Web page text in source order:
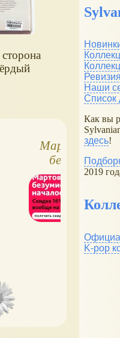
Мартовское
безумие -
дополнительная
скидка 16% на
ВСЁ!
Наши
Список
Как вы
здесь!
2019
K-pop